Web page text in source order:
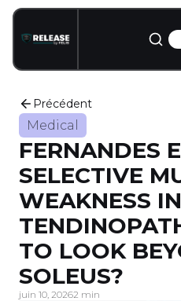
Précédent
Medical
FERNANDES
SELECTIVE
WEAKNESS
TO LOOK
SOLEUS?
juin 10, 20262 min